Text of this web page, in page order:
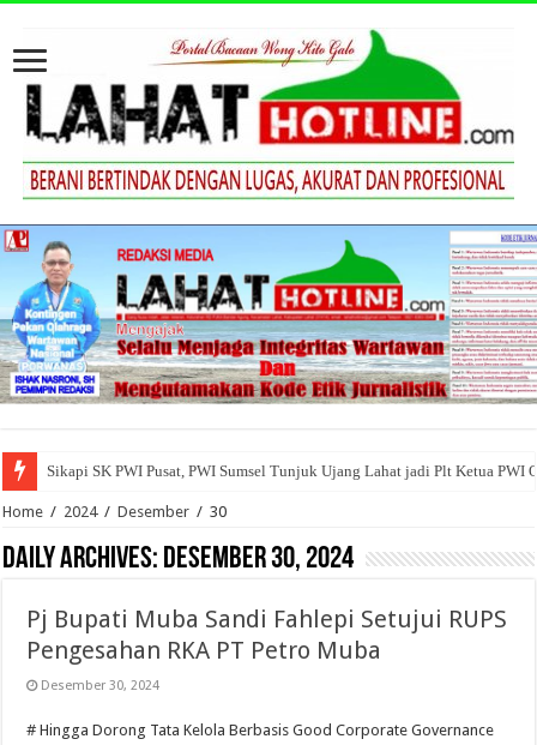
Sikapi SK PWI Pusat, PWI Sumsel Tunjuk Ujang Lahat jadi Plt Ketua PWI
Home / 2024 / Desember / 30
Daily Archives: Desember 30, 2024
Pj Bupati Muba Sandi Fahlepi Setujui RUPS
Pengesahan RKA PT Petro Muba
Desember 30, 2024
# Hingga Dorong Tata Kelola Berbasis Good Corporate Governance